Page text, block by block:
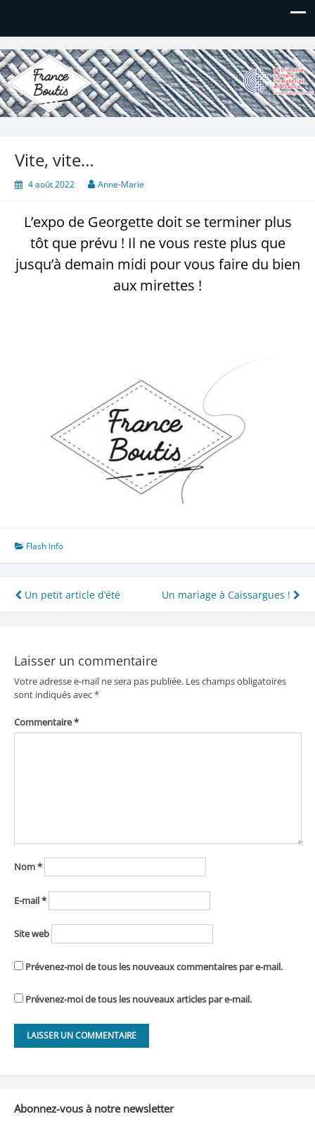
France Boutis
Le site de France Boutis
Vite, vite…
4 août 2022 Anne-Marie
L’expo de Georgette doit se terminer plus
tôt que prévu ! Il ne vous reste plus que
jusqu’à demain midi pour vous faire du bien
aux mirettes !
Flash Info
Navigation
de
Un petit article d’été Un mariage à Caissargues !
Laisser un commentaire
Votre adresse e-mail ne sera pas publiée. Les champs obligatoires
sont indiqués avec*
Commentaire*
Nom*
E-mail*
Site web
Prévenez-moi de tous les nouveaux commentaires par e-mail.
Prévenez-moi de tous les nouveaux articles par e-mail.
Abonnez-vous à notre newsletter